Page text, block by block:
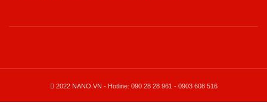
2022 NANO.VN - Hotline: 090 28 28 961 - 0903 608 516